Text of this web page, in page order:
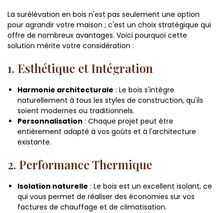
La surélévation en bois n'est pas seulement une option
pour agrandir votre maison ; c'est un choix stratégique qui
offre de nombreux avantages. Voici pourquoi cette
solution mérite votre considération :
1. Esthétique et Intégration
Harmonie architecturale : Le bois s'intègre
naturellement à tous les styles de construction, qu'ils
soient modernes ou traditionnels.
Personnalisation : Chaque projet peut être
entièrement adapté à vos goûts et à l'architecture
existante.
2. Performance Thermique
Isolation naturelle : Le bois est un excellent isolant, ce
qui vous permet de réaliser des économies sur vos
factures de chauffage et de climatisation.